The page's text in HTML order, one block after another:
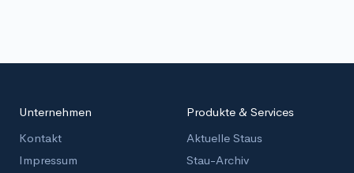
Unternehmen
Kontakt
Impressum
Produkte & Services
Aktuelle Staus
Stau-Archiv